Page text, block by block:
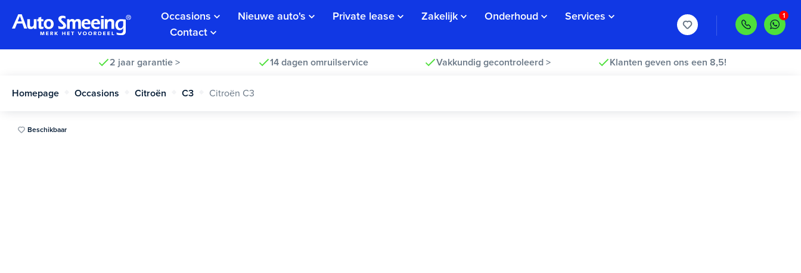
Occasions Nieuwe auto's Private lease Zakelijk Onderhoud
Services
Contact
2 jaar garantie > 14 dagen omruilservice Vakkundig gecontroleerd > Klanten geven ons een 8,5!
Homepage Occasions Citroën C3 Citroën C3
Beschikbaar